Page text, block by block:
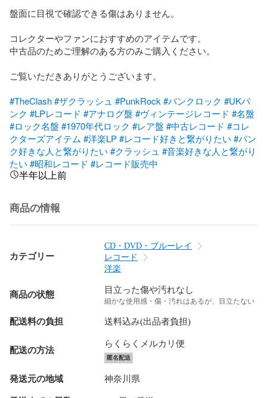
盤面に目視で確認できる傷はありません。
コレクターやファンにおすすめのアイテムです。
中古品のためご理解のある方のみご購入ください。
ご覧いただきありがとうございます。
#TheClash#ザクラッシュ #PunkRock #パンクロック #UKパ
ンク #LPレコード #アナログ盤 #ヴィンテージレコード #名盤
#ロック名盤 #1970年代ロック #レア盤 #中古レコード #コレ
クターズアイテム #洋楽LP#レコード好きと繋がりたい #パン
ク好きな人と繋がりたい #クラッシュ #音楽好きな人と繋がり
たい #昭和レコード #レコード販売中
半年以上前
商品の情報
カテゴリー
CD・DVD・ブルーレイ
レコード
洋楽
商品の状態 目立った傷や汚れなし
細かな使用感・傷・汚れはあるが、目立たない
配送料の負担 送料込み(出品者負担)
配送の方法
らくらくメルカリ便
匿名配送
発送元の地域 神奈川県